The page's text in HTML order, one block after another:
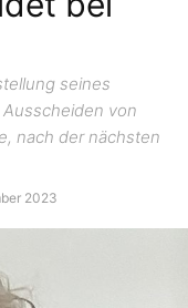
seines
von
nach der nächsten
2023